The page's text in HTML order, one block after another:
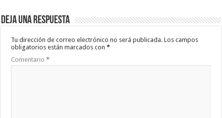
Deja una respuesta
Tu dirección de correo electrónico no será publicada. Los campos
obligatorios están marcados con*
Comentario*